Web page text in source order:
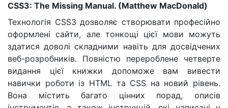
CSS3: The Missing Manual. (Matthew MacDonald)
Технологія CSS3 дозволяє створювати професійно
оформлені сайти, але тонкощі цієї мови можуть
здатися доволі складними навіть для досвідчених
веб-розробників. Повністю перероблене четверте
видання цієї книжки допоможе вам вивести
навички роботи із HTML та CSS на новий рівень.
Вона містить багато цінних порад, описів